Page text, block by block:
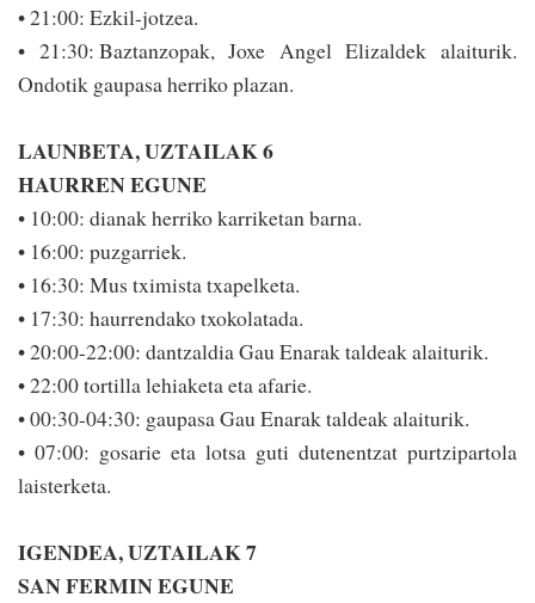
• 21:00: Ezkil-jotzea.
• 21:30: Baztanzopak, Joxe Angel Elizaldek alaiturik.
Ondotik gaupasa herriko plazan.
LAUNBETA, UZTAILAK 6
HAURREN EGUNE
• 10:00: dianak herriko karriketan barna.
• 16:00: puzgarriek.
• 16:30: Mus tximista txapelketa.
• 17:30: haurrendako txokolatada.
• 20:00-22:00: dantzaldia Gau Enarak taldeak alaiturik.
• 22:00 tortilla lehiaketa eta afarie.
• 00:30-04:30: gaupasa Gau Enarak taldeak alaiturik.
• 07:00: gosarie eta lo­tsa guti dutenentzat purtzipartola
laisterketa.
IGENDEA, UZTAILAK 7
SAN FERMIN EGUNE